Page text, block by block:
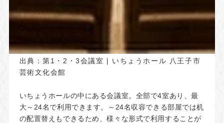
出典：第1・2・3会議室 | いちょうホール 八王子市
芸術文化会館
いちょうホールの中にある会議室。全部で4室あり、最
大～24名で利用できます。～24名収容できる部屋では机
の配置替えもできるため、様々な形式で利用することが